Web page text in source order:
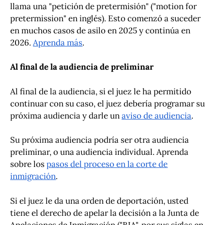
llama una "petición de pretermisión" ("motion for
pretermission" en inglés). Esto comenzó a suceder
en muchos casos de asilo en 2025 y continúa en
2026.Aprenda más.
Al final de la audiencia de preliminar
Al final de la audiencia, si el juez le ha permitido
continuar con su caso, el juez debería programar su
próxima audiencia y darle unaviso de audiencia.
Su próxima audiencia podría ser otra audiencia
preliminar, o una audiencia individual. Aprenda
sobre lospasos del proceso en la corte de
inmigración.
Si el juez le da una orden de deportación, usted
tiene el derecho de apelar la decisión a la Junta de